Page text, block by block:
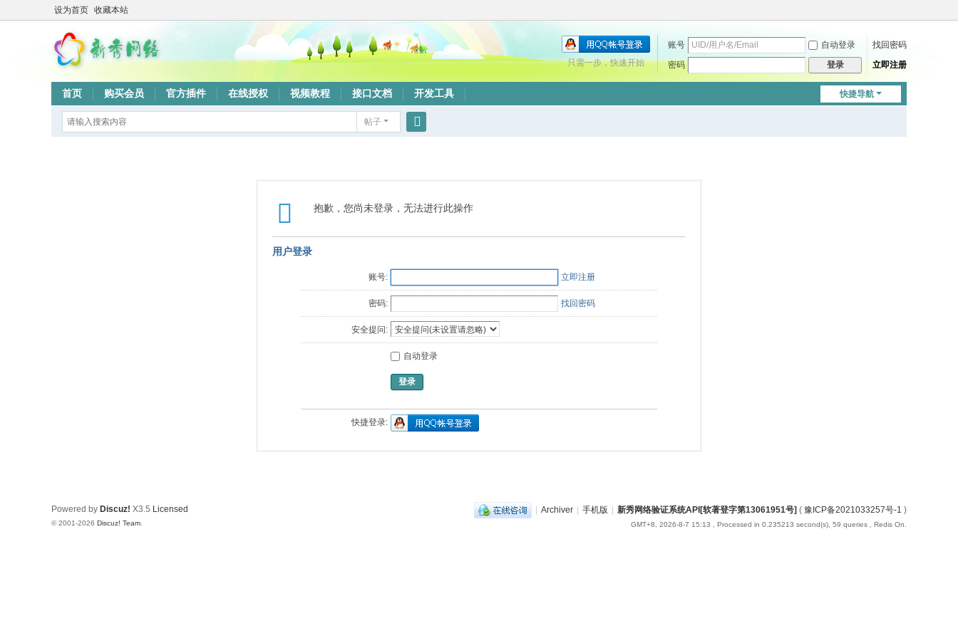
设为首页 收藏本站
账号 自动登录
找回密码
密码
登录 立即注册
只需一步，快速开始
快捷导航
首页 购买会员 官方插件 在线授权 视频教程 接口文档 开发工具
帖子
抱歉，您尚未登录，无法进行此操作
用户登录
账号: 立即注册
密码: 找回密码
安全提问:
自动登录
登录
快捷登录:
| Archiver | 手机版 | 新秀网络验证系统API[软著登字第13061951号] ( 豫ICP备2021033257号-1 )
GMT+8, 2026-8-7 15:13 , Processed in 0.235213 second(s), 59 queries , Redis On.
Powered by Discuz! X3.5 Licensed
© 2001-2026 Discuz! Team